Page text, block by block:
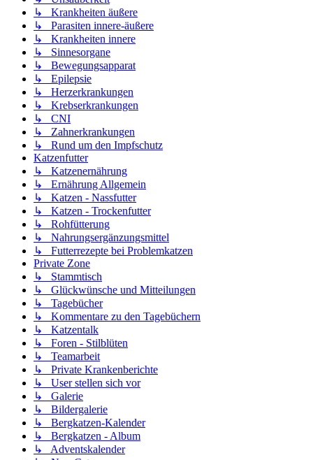
↳ Krankheiten äußere
↳ Parasiten innere-äußere
↳ Krankheiten innere
↳ Sinnesorgane
↳ Bewegungsapparat
↳ Epilepsie
↳ Herzerkrankungen
↳ Krebserkrankungen
↳ CNI
↳ Zahnerkrankungen
↳ Rund um den Impfschutz
Katzenfutter
↳ Katzenernährung
↳ Ernährung Allgemein
↳ Katzen - Nassfutter
↳ Katzen - Trockenfutter
↳ Rohfütterung
↳ Nahrungsergänzungsmittel
↳ Futterrezepte bei Problemkatzen
Private Zone
↳ Stammtisch
↳ Glückwünsche und Mitteilungen
↳ Tagebücher
↳ Kommentare zu den Tagebüchern
↳ Katzentalk
↳ Foren - Stilblüten
↳ Teamarbeit
↳ Private Krankenberichte
↳ User stellen sich vor
↳ Galerie
↳ Bildergalerie
↳ Bergkatzen-Kalender
↳ Bergkatzen - Album
↳ Adventskalender